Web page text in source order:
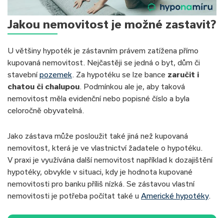
Jakou nemovitost je možné zastavit?
U většiny hypoték je zástavním právem zatížena přímo
kupovaná nemovitost. Nejčastěji se jedná o byt, dům či
stavební pozemek. Za hypotéku se lze bance zaručit i
chatou či chalupou. Podmínkou ale je, aby taková
nemovitost měla evidenční nebo popisné číslo a byla
celoročně obyvatelná.
Jako zástava může posloužit také jiná než kupovaná
nemovitost, která je ve vlastnictví žadatele o hypotéku.
V praxi je využívána další nemovitost například k dozajištění
hypotéky, obvykle v situaci, kdy je hodnota kupované
nemovitosti pro banku příliš nízká. Se zástavou vlastní
nemovitosti je potřeba počítat také u Americké hypotéky.